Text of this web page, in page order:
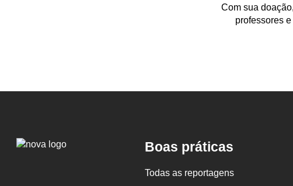
Com sua
professores
Logo
Boas práticas
Todas as reportagens